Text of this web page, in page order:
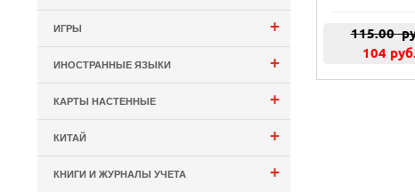
115.00
104 руб.
+
ИГРЫ
+
ИНОСТРАННЫЕ ЯЗЫКИ
+
КАРТЫ НАСТЕННЫЕ
+
КИТАЙ
+
КНИГИ И ЖУРНАЛЫ УЧЕТА